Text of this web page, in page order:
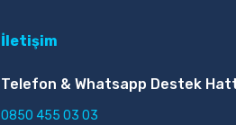
İletişim
Telefon & Whatsapp Destek
0850 455 03 03